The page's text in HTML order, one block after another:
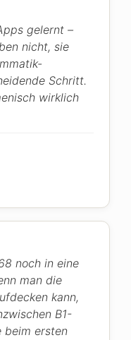
gelernt –
nicht, sie
Schritt.
wirklich
noch in eine
man die
kann,
B1-
beim ersten